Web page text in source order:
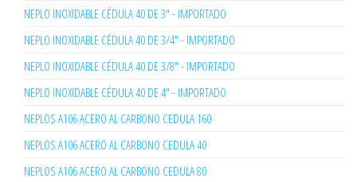
NEPLO INOXIDABLE CÉDULA 40 DE 3" - IMPORTADO
NEPLO INOXIDABLE CÉDULA 40 DE 3/4" - IMPORTADO
NEPLO INOXIDABLE CÉDULA 40 DE 3/8" - IMPORTADO
NEPLO INOXIDABLE CÉDULA 40 DE 4" - IMPORTADO
NEPLOS A106 ACERO AL CARBONO CEDULA 160
NEPLOS A106 ACERO AL CARBONO CEDULA 40
NEPLOS A106 ACERO AL CARBONO CEDULA 80